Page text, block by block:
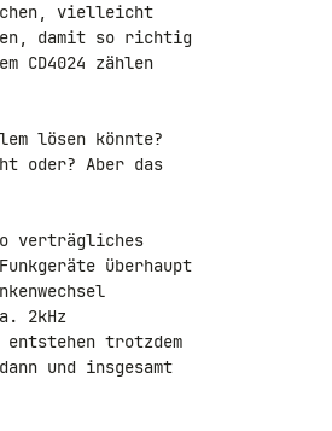
vielleicht
damit so richtig
CD4024 zählen
lösen könnte?
oder? Aber das
verträgliches
überhaupt
2kHz
trotzdem
und insgesamt